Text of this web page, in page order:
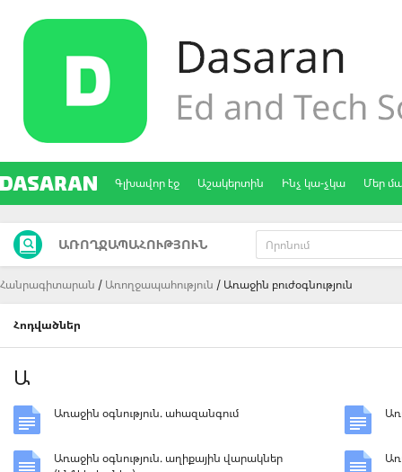
Գլխավոր էջ Աշակերտին Ինչ կա-չկա Մեր
ԱՌՈՂՋԱՊԱՀՈՒԹՅՈՒՆ
Հանրագիտարան Առողջապահություն Առաջին բուժօգնություն
Հոդվածներ
Ա
Առաջին օգնություն. ահազանգում
Առաջին օգնություն. աղիքային վարակներ